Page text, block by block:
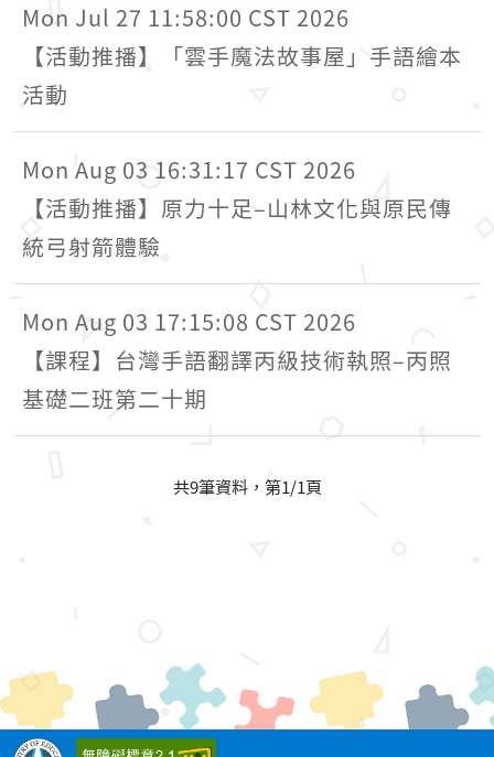
Mon Jul 27 11:58:00 CST 2026
【活動推播】「雲手魔法故事屋」手語繪本
活動
Mon Aug 03 16:31:17 CST 2026
【活動推播】原力十足–山林文化與原民傳
統弓射箭體驗
Mon Aug 03 17:15:08 CST 2026
【課程】台灣手語翻譯丙級技術執照–丙照
基礎二班第二十期
共9筆資料，第1/1頁